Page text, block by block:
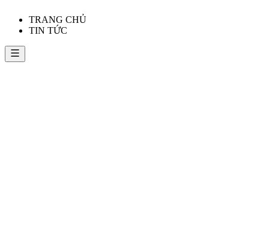
TRANG CHỦ
TIN TỨC